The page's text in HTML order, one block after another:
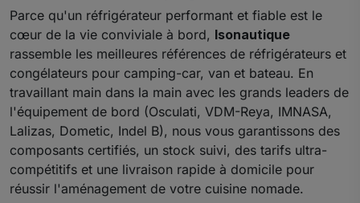
Parce qu'un réfrigérateur performant et fiable est le
cœur de la vie conviviale à bord, Isonautique
rassemble les meilleures références de réfrigérateurs et
congélateurs pour camping-car, van et bateau. En
travaillant main dans la main avec les grands leaders de
l'équipement de bord (Osculati, VDM-Reya, IMNASA,
Lalizas, Dometic, Indel B), nous vous garantissons des
composants certifiés, un stock suivi, des tarifs ultra-
compétitifs et une livraison rapide à domicile pour
réussir l'aménagement de votre cuisine nomade.